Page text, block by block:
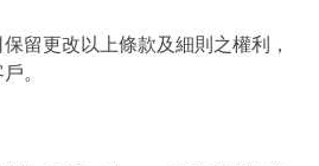
留更改以上條款及細則之權利，
。